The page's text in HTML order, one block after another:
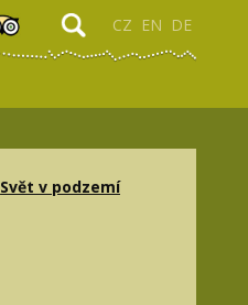
CZ EN DE
Svět v podzemí